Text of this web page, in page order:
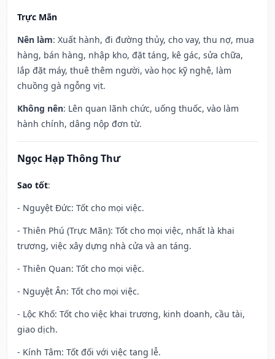
Trực Mãn
Nên làm: Xuất hành, đi đường thủy, cho vay, thu nợ, mua
hàng, bán hàng, nhập kho, đặt táng, kê gác, sửa chữa,
lắp đặt máy, thuê thêm người, vào học kỹ nghệ, làm
chuồng gà ngỗng vịt.
Không nên: Lên quan lãnh chức, uống thuốc, vào làm
hành chính, dâng nộp đơn từ.
Ngọc Hạp Thông Thư
Sao tốt:
- Nguyệt Đức: Tốt cho mọi việc.
- Thiên Phú (Trực Mãn): Tốt cho mọi việc, nhất là khai
trương, việc xây dựng nhà cửa và an táng.
- Thiên Quan: Tốt cho mọi việc.
- Nguyệt Ân: Tốt cho mọi việc.
- Lộc Khố: Tốt cho việc khai trương, kinh doanh, cầu tài,
giao dịch.
- Kính Tâm: Tốt đối với việc tang lễ.